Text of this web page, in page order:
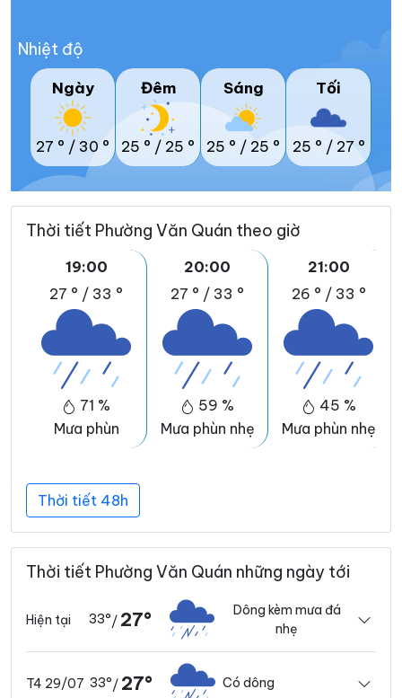
Nhiệt độ
Ngày
27 ° / 30 °
Đêm
25 ° / 25 °
Sáng
25 ° / 25 °
Tối
25 ° / 27 °
Thời tiết Phường Văn Quán theo giờ
19:00
27 ° / 33 °
71 %
Mưa phùn
20:00
27 ° / 33 °
59 %
Mưa phùn nhẹ
21:00
26 ° / 33 °
45 %
Mưa phùn nhẹ
Thời tiết 48h
Thời tiết Phường Văn Quán những ngày tới
Hiện tại 33°/ 27°
Dông kèm mưa đá
nhẹ
T4 29/07 33°/ 27° Có dông